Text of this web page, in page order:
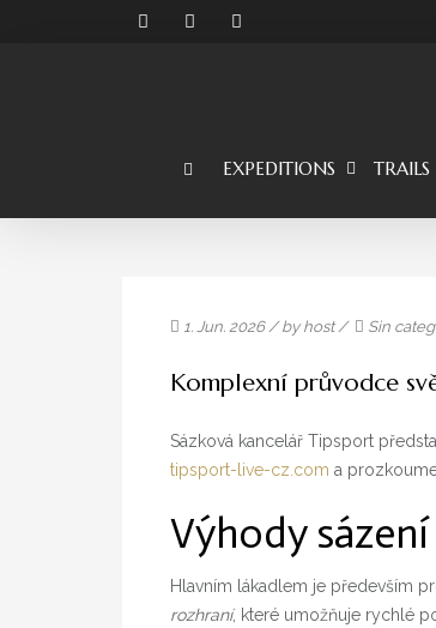
EXPEDITIONS TRAILS
1. Jun. 2026/ by host/ Sin
Komplexní průvodce
Sázková kancelář Tipsport
tipsport-live-cz.com a
Výhody
Hlavním lákadlem je především
rozhraní, které umožňuje rychlé